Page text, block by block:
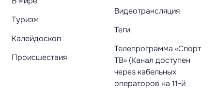
Туризм
Калейдоскоп
Происшествия
Видеотрансляция
Теги
Телепрограмма «Спорт
ТВ» (Канал доступен
через кабельных
операторов на 11-й